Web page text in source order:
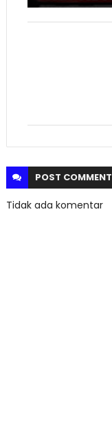
POST COMMENT
Tidak ada komentar